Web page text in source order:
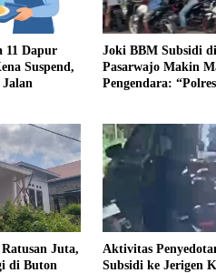
11 Dapur
Suspend,
Joki BBM Subsidi
Pasarwajo Makin
Pengendara:
Juta,
di Buton
Aktivitas
Subsidi ke Jerigen